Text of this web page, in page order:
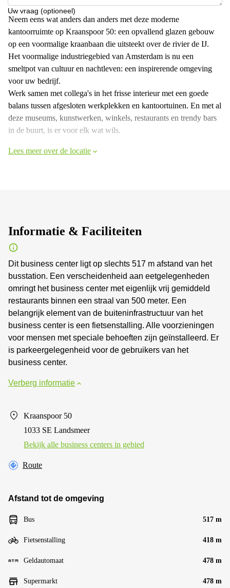
Uw vraag (optioneel)
Neem eens wat anders dan anders met deze moderne
kantoorruimte op Kraanspoor 50: een opvallend glazen gebouw
op een voormalige kraanbaan die uitsteekt over de rivier de IJ.
Het voormalige industriegebied van Amsterdam is nu een
smeltpot van cultuur en nachtleven: een inspirerende omgeving
voor uw bedrijf.
Werk samen met collega's in het frisse interieur met een goede
balans tussen afgesloten werkplekken en kantoortuinen. En met al
deze museums, kunstwerken, winkels, restaurants en trendy bars
in de buurt, is er voor elk wat wils.
Lees meer over de locatie
Informatie & Faciliteiten
Dit business center ligt op slechts 517 m afstand van het
busstation. Een verscheidenheid aan eetgelegenheden
omringt het business center met eigenlijk vrij gemiddeld
restaurants binnen een straal van 500 meter. Een
belangrijk element van de buiteninfrastructuur van het
business center is een fietsenstalling. Alle voorzieningen
voor mensen met speciale behoeften zijn geïnstalleerd. Er
is parkeergelegenheid voor de gebruikers van het
business center.
Verberg informatie
Kraanspoor 50
1033 SE Landsmeer
Bekijk alle business centers in gebied
Route
Afstand tot de omgeving
Bus 517 m
Fietsenstalling 418 m
Geldautomaat 478 m
Supermarkt 478 m